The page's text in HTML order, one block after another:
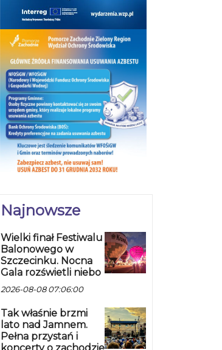
Najnowsze
Wielki finał Festiwalu
Balonowego w
Szczecinku. Nocna
Gala rozświetli niebo
2026-08-08 07:06:00
Tak właśnie brzmi
lato nad Jamnem.
Pełna przystań i